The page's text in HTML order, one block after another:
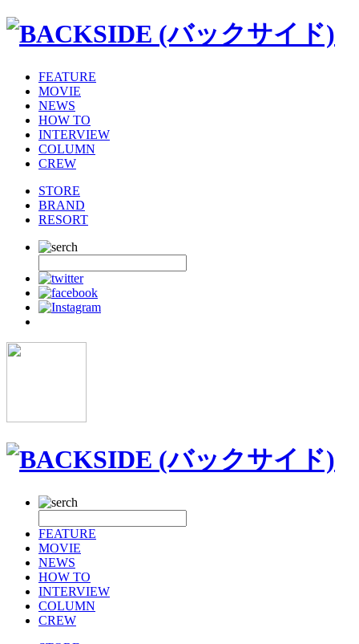
FEATURE
MOVIE
NEWS
HOW TO
INTERVIEW
COLUMN
CREW
STORE
BRAND
RESORT
FEATURE
MOVIE
NEWS
HOW TO
INTERVIEW
COLUMN
CREW